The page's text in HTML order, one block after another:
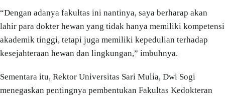
“Dengan adanya fakultas ini nantinya, saya berharap akan
lahir para dokter hewan yang tidak hanya memiliki kompetensi
akademik tinggi, tetapi juga memiliki kepedulian terhadap
kesejahteraan hewan dan lingkungan,” imbuhnya.
Sementara itu, Rektor Universitas Sari Mulia, Dwi Sogi
menegaskan pentingnya pembentukan Fakultas Kedokteran